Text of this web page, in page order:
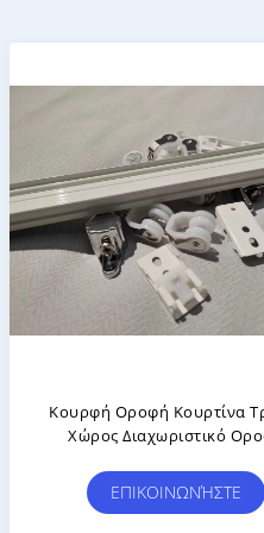
Αλουμινίου Φίδι
Σιδηροδρομική
Κύμα Κουρτίνα Ραβδί
ΕΠΙΚΟΙΝΩΝΉΣΤΕ